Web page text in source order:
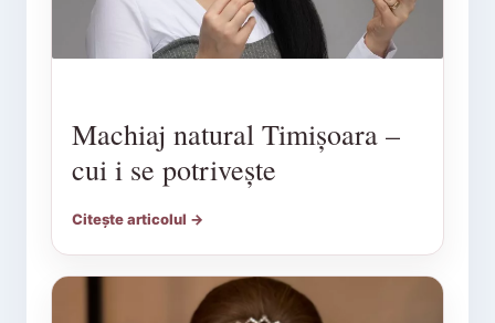
Machiaj natural Timișoara –
cui i se potrivește
Citește articolul →